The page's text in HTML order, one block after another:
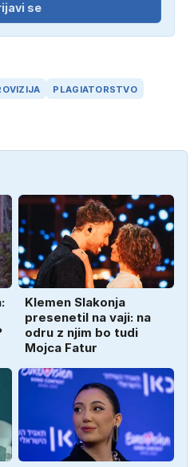
se
PLAGIATORSTVO
Klemen Slakonja
presenetil na vaji: na
odru z njim bo tudi
Mojca Fatur